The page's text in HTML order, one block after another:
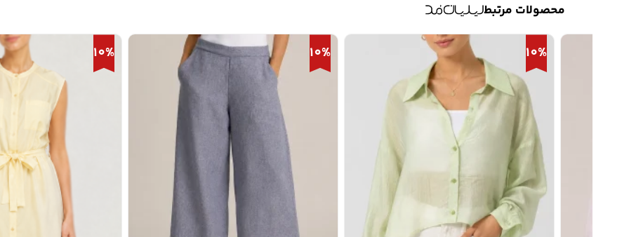
محصولات مرتبط
10%
10%
10%